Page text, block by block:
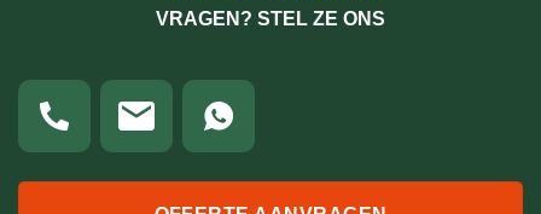
VRAGEN? STEL ZE ONS